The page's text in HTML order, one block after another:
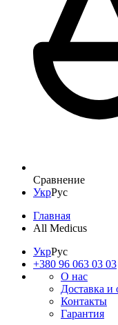
Сравнение
УкрРус
Главная
All Medicus
УкрРус
+380 96 063 03 03
О нас
Доставка и
Контакты
Гарантия